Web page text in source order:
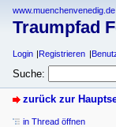
www.muenchenvenedig.de
Traumpfad
Login Registrieren
Suche:
zurück zur
in Thread öffnen